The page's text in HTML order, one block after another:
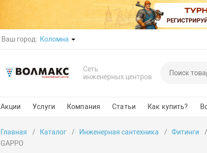
Ваш город: Коломна
Сеть
инженерных центров
Акции Услуги Компания Статьи Как купить?
Главная Каталог Инженерная сантехника Фитинги
GAPPO